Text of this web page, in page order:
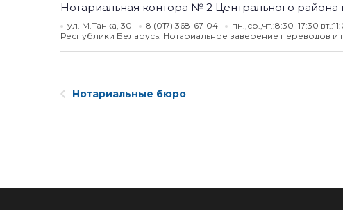
Нотариальная контора № 2 Центрального
ул. М.Танка, 30 8 (017) 368-67-04 пн.,ср.,чт.:8:30–17:30
Республики Беларусь. Нотариальное заверение переводов и
Нотариальные бюро